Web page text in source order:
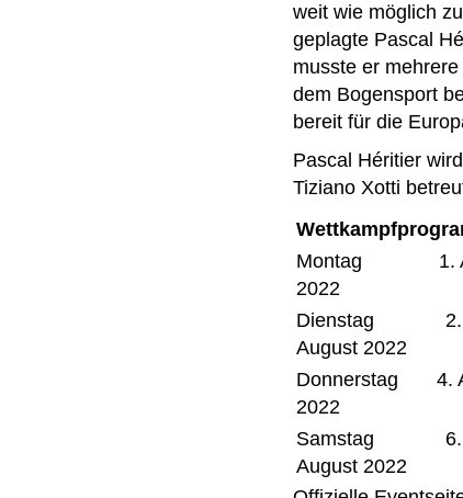
weit wie möglich
geplagte Pascal
musste er
dem Bogensport
bereit für die
Pascal Héritier
Tiziano Xotti
Montag 1.
2022
Dienstag 2.
August 2022
Donnerstag 4.
2022
Samstag 6.
August 2022